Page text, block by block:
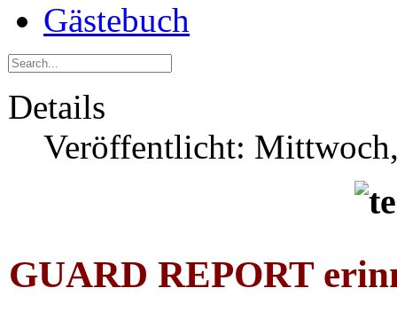
Gästebuch
Details
Veröffentlicht:
GUARD REPORT